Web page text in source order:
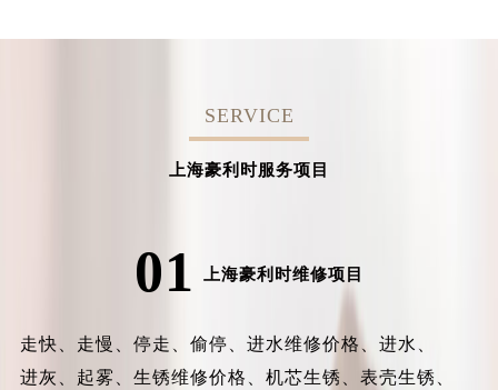
SERVICE
上海豪利时服务项目
01 上海豪利时维修项目
走快、 走慢、 停走、 偷停、 进水维修价格、 进水、
进灰、 起雾、 生锈维修价格、 机芯生锈、 表壳生锈、